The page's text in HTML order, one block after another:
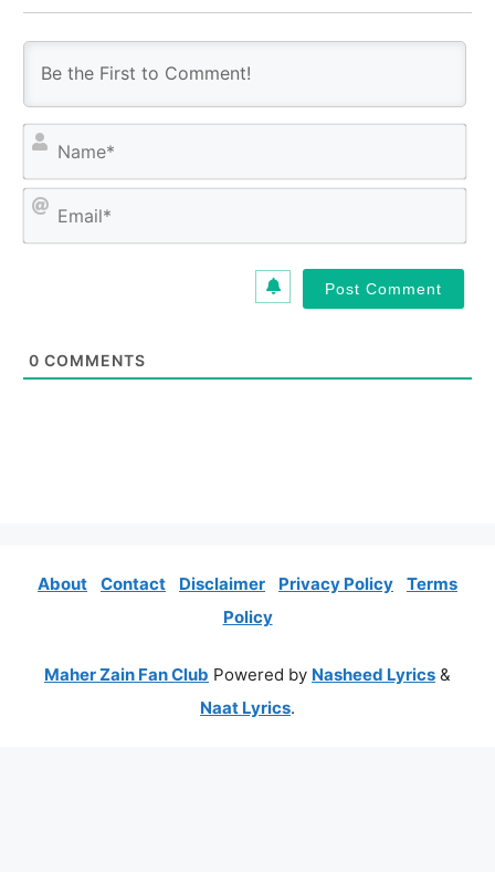
N
m
E
a
0 COMMENTS
About Contact Disclaimer Privacy Policy
Terms
Policy
Maher Zain Fan Club Powered by Nasheed Lyrics &
Naat Lyrics.